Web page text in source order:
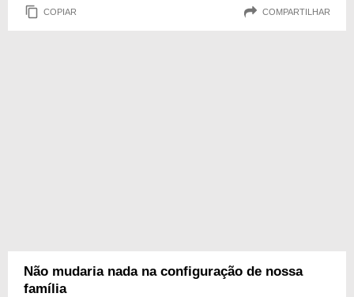
COPIAR COMPARTILHAR
Não mudaria nada na configuração de nossa
família